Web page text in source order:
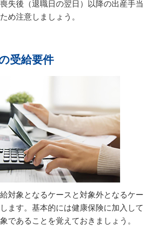
失後（退職日の翌日）以降の出産手当
め注意しましょう。
受給要件
対象となるケースと対象外となるケー
ます。基本的には健康保険に加入して
であることを覚えておきましょう。